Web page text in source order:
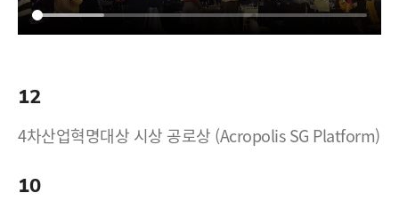
12
4차산업혁명대상 시상 공로상 (Acropolis SG Platform)
10